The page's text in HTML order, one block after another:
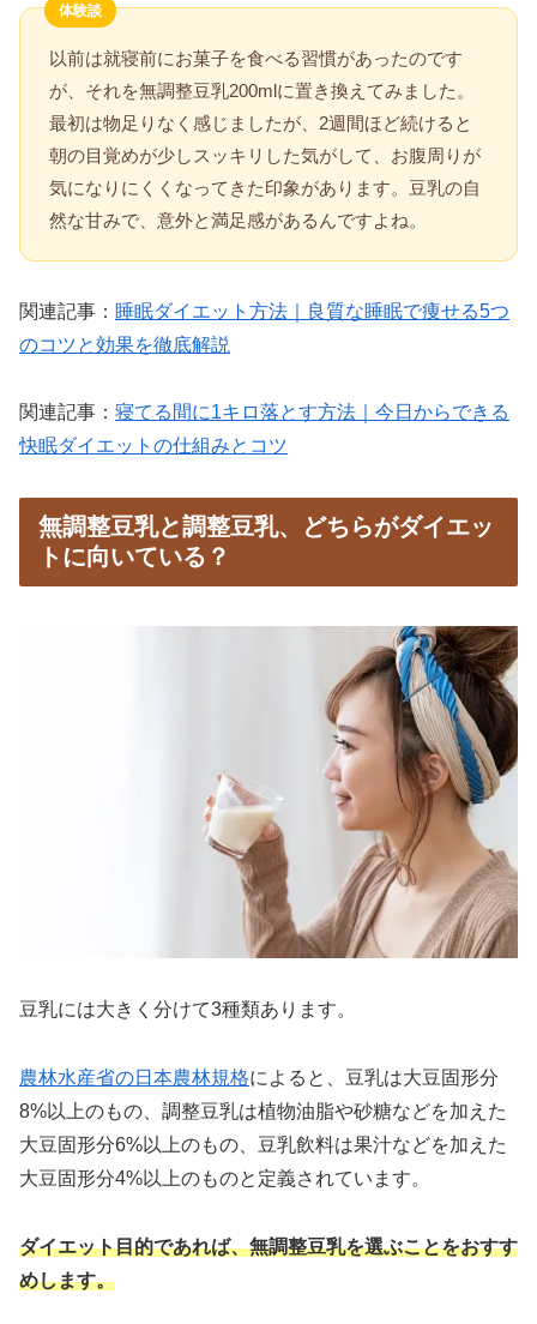
体験談
以前は就寝前にお菓子を食べる習慣があったのです
が、それを無調整豆乳200mlに置き換えてみました。
最初は物足りなく感じましたが、2週間ほど続けると
朝の目覚めが少しスッキリした気がして、お腹周りが
気になりにくくなってきた印象があります。豆乳の自
然な甘みで、意外と満足感があるんですよね。
関連記事： 睡眠ダイエット方法｜良質な睡眠で痩せる5つ
のコツと効果を徹底解説
関連記事： 寝てる間に1キロ落とす方法｜今日からできる
快眠ダイエットの仕組みとコツ
無調整豆乳と調整豆乳、どちらがダイエッ
トに向いている？
豆乳には大きく分けて3種類あります。
農林水産省の日本農林規格によると、豆乳は大豆固形分
8%以上のもの、調整豆乳は植物油脂や砂糖などを加えた
大豆固形分6%以上のもの、豆乳飲料は果汁などを加えた
大豆固形分4%以上のものと定義されています。
ダイエット目的であれば、無調整豆乳を選ぶことをおすす
めします。